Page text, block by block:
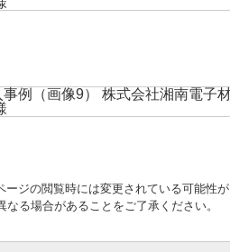
ージの閲覧時には変更されている可能性が
る場合があることをご了承ください。